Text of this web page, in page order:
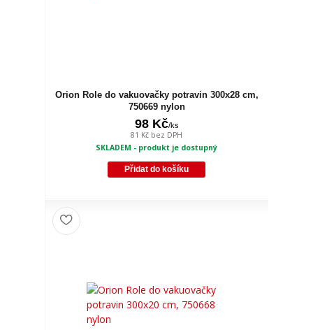
Orion Role do vakuovačky potravin 300x28 cm,
750669 nylon
98 Kč/ks
81 Kč bez DPH
SKLADEM - produkt je dostupný
Přidat do košíku